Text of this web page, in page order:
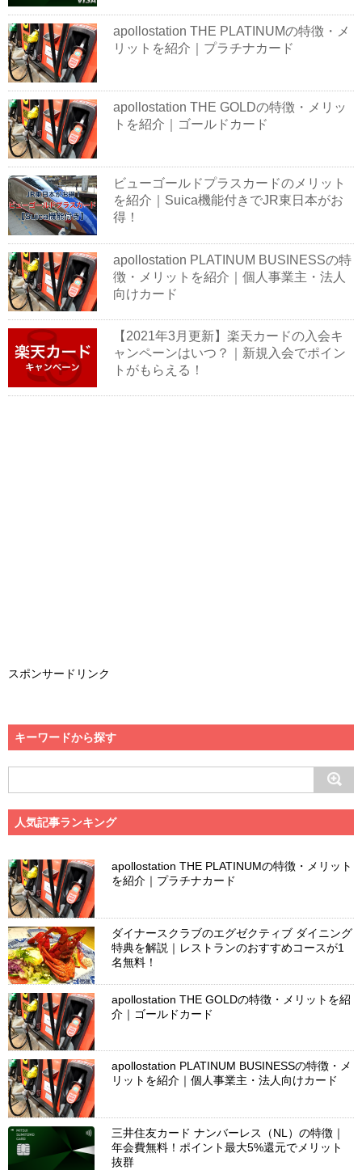
apollostation THE PLATINUMの特徴・メ
リットを紹介｜プラチナカード
apollostation THE GOLDの特徴・メリッ
トを紹介｜ゴールドカード
ビューゴールドプラスカードのメリット
を紹介｜Suica機能付きでJR東日本がお
得！
apollostation PLATINUM BUSINESSの特
徴・メリットを紹介｜個人事業主・法人
向けカード
【2021年3月更新】楽天カードの入会キ
ャンペーンはいつ？｜新規入会でポイン
トがもらえる！
スポンサードリンク
キーワードから探す
人気記事ランキング
apollostation THE PLATINUMの特徴・メリット
を紹介｜プラチナカード
ダイナースクラブのエグゼクティブ ダイニング
特典を解説｜レストランのおすすめコースが1
名無料！
apollostation THE GOLDの特徴・メリットを紹
介｜ゴールドカード
apollostation PLATINUM BUSINESSの特徴・メ
リットを紹介｜個人事業主・法人向けカード
三井住友カード ナンバーレス（NL）の特徴｜
年会費無料！ポイント最大5%還元でメリット
抜群